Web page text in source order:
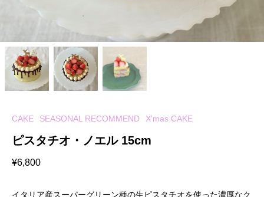
CAKE SEASONAL RECOMMEND X'mas CAKE
ピスタチオ・ノエル 15cm
¥6,800
イタリア産スーパーグリーン種の生ピスタチオを使った濃厚なク